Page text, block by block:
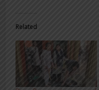
Related